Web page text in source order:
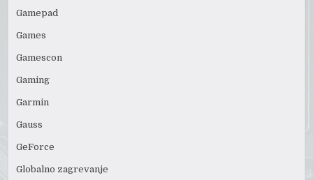
Gamepad
Games
Gamescon
Gaming
Garmin
Gauss
GeForce
Globalno zagrevanje